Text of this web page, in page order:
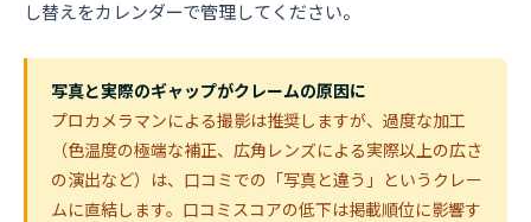
し替えをカレンダーで管理してください。
写真と実際のギャップがクレームの原因に
プロカメラマンによる撮影は推奨しますが、過度な加工
（色温度の極端な補正、広角レンズによる実際以上の広さ
の演出など）は、口コミでの「写真と違う」というクレー
ムに直結します。口コミスコアの低下は掲載順位に影響す